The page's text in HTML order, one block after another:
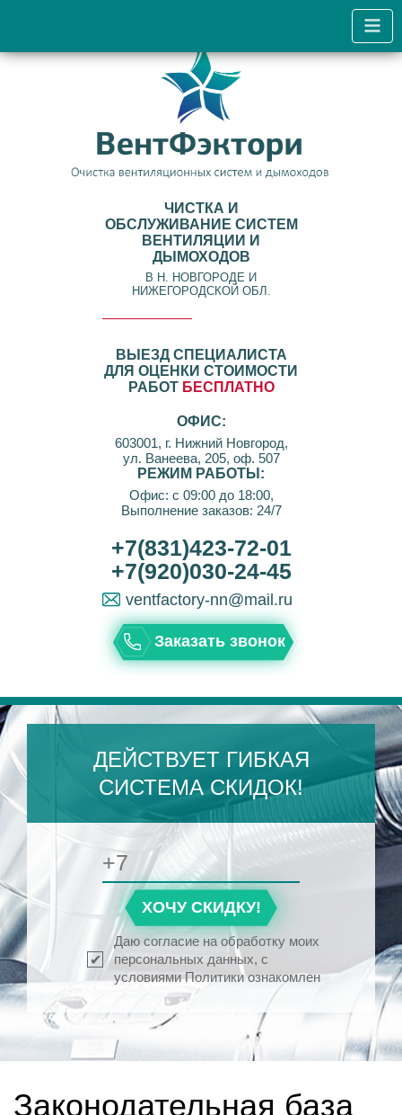
ЧИСТКА И
ОБСЛУЖИВАНИЕ СИСТЕМ
ВЕНТИЛЯЦИИ И
ДЫМОХОДОВ
В Н. НОВГОРОДЕ И
НИЖЕГОРОДСКОЙ ОБЛ.
ВЫЕЗД СПЕЦИАЛИСТА
ДЛЯ ОЦЕНКИ СТОИМОСТИ
РАБОТ БЕСПЛАТНО
ОФИС:
603001, г. Нижний Новгород,
ул. Ванеева, 205, оф. 507
РЕЖИМ РАБОТЫ:
Офис: с 09:00 до 18:00,
Выполнение заказов: 24/7
+7(831)423-72-01
+7(920)030-24-45
ventfactory-nn@mail.ru
Заказать звонок
ДЕЙСТВУЕТ ГИБКАЯ
СИСТЕМА СКИДОК!
ХОЧУ СКИДКУ!
Даю согласие на обработку моих
персональных данных, с
условиями Политики ознакомлен
Законодательная база